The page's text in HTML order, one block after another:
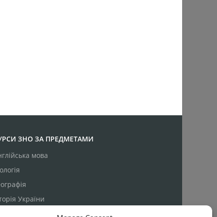
ЗНО ЗА ПРЕДМЕТАМИ
мова
України